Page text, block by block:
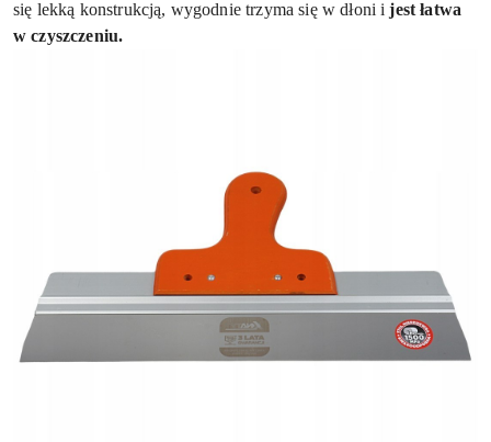
się lekką konstrukcją, wygodnie trzyma się w dłoni ijest łatwa
w czyszczeniu.